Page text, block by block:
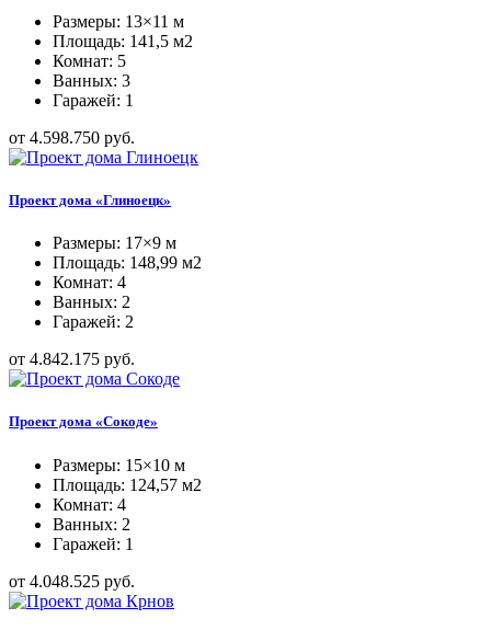
Размеры: 13×11 м
Площадь: 141,5 м2
Комнат: 5
Ванных: 3
Гаражей: 1
от 4.598.750 руб.
Проект дома «Глиноецк»
Размеры: 17×9 м
Площадь: 148,99 м2
Комнат: 4
Ванных: 2
Гаражей: 2
от 4.842.175 руб.
Проект дома «Сокоде»
Размеры: 15×10 м
Площадь: 124,57 м2
Комнат: 4
Ванных: 2
Гаражей: 1
от 4.048.525 руб.